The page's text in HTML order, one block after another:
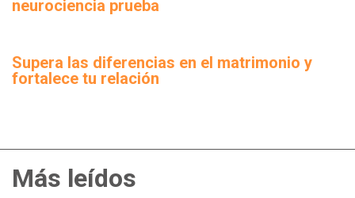
neurociencia prueba
Supera las diferencias en el matrimonio y
fortalece tu relación
Más leídos